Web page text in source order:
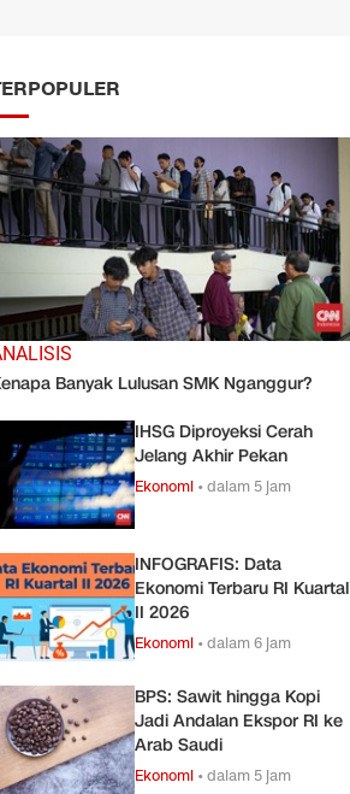
Banyak Lulusan SMK Nganggur?
IHSG Diproyeksi Cerah
Jelang Akhir Pekan
Ekonomi •dalam 5 jam
INFOGRAFIS: Data
Ekonomi Terbaru RI Kuartal
II 2026
Ekonomi •dalam 6 jam
BPS: Sawit hingga Kopi
Jadi Andalan Ekspor RI ke
Arab Saudi
Ekonomi •dalam 5 jam